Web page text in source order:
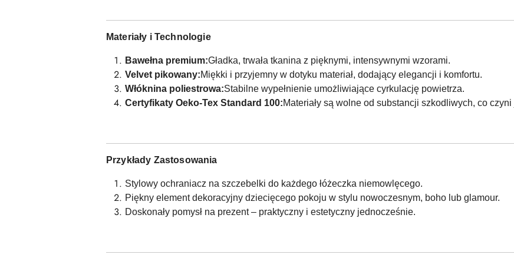
Materiały i Technologie
Bawełna premium:Gładka, trwała tkanina z pięknymi, intensywnymi wzorami.
Velvet pikowany:Miękki i przyjemny w dotyku materiał, dodający elegancji i komfortu.
Włóknina poliestrowa:Stabilne wypełnienie umożliwiające cyrkulację powietrza.
Certyfikaty Oeko-Tex Standard 100:Materiały są wolne od substancji szkodliwych, co
Przykłady Zastosowania
Stylowy ochraniacz na szczebelki do każdego łóżeczka niemowlęcego.
Piękny element dekoracyjny dziecięcego pokoju w stylu nowoczesnym, boho lub glamour.
Doskonały pomysł na prezent – praktyczny i estetyczny jednocześnie.